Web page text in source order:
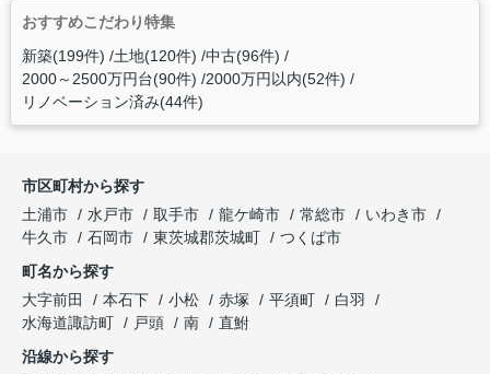
おすすめこだわり特集
新築(199件) 土地(120件) 中古(96件)
2000～2500万円台(90件) 2000万円以内(52件)
リノベーション済み(44件)
市区町村から探す
土浦市
水戸市 取手市 龍ケ崎市 常総市
いわき市
牛久市
石岡市 東茨城郡茨城町
つくば市
町名から探す
大字前田
本石下 小松 赤塚 平須町
白羽
水海道諏訪町
戸頭 南
直鮒
沿線から探す